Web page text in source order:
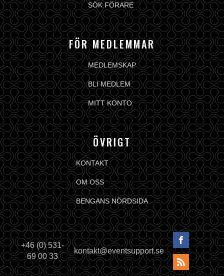
SÖK FÖRARE
FÖR MEDLEMMAR
MEDLEMSKAP
BLI MEDLEM
MITT KONTO
ÖVRIGT
KONTAKT
OM OSS
BENGANS NÖRDSIDA
+46 (0) 531-
69 00 33
kontakt@eventsupport.se